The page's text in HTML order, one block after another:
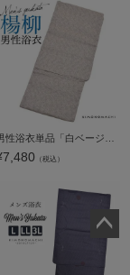
7,480 （税込）
ペー
ジト